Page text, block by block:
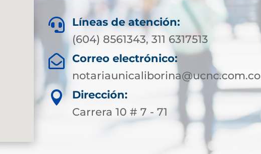

Líneas de atención:
(604) 8561343, 311 6317513

Correo electrónico:
notariaunicaliborina@ucnc.com.co

Dirección:
Carrera 10 # 7 - 71